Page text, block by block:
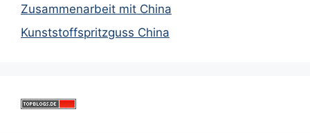
Zusammenarbeit mit China
Kunststoffspritzguss China